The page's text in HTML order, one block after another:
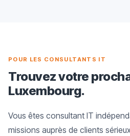
POUR LES CONSULTANTS IT
Trouvez votre
Luxembourg.
Vous êtes consultant IT
missions auprès de clients